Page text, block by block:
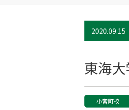
2020.09.15
東海
小宮町校